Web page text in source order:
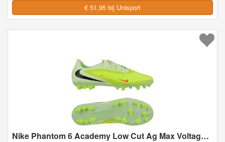
€ 51,95 bij Unisport
Nike Phantom 6 Academy Low Cut Ag Max Voltage - Geel/zwart/oranje - Kunstgras (Ag), maat 45